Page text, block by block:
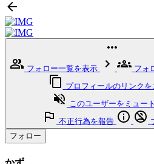
フォロー一覧を表示
フォ
プロフィールのリンクを
このユーザーをミュー
不正行為を報告
フォロー